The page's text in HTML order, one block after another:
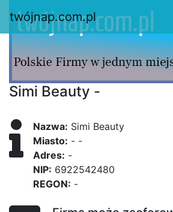
twójnap.com.pl
Simi Beauty -
Nazwa: Simi Beauty
Miasto: - -
Adres: -
NIP: 6922542480
REGON: -